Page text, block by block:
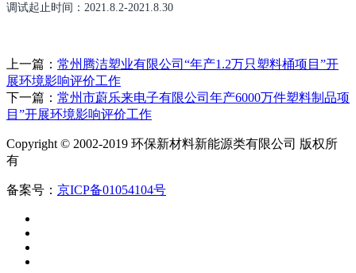
调试起止时间： 2021.8.2-2021.8.30
上一篇： 常州腾洁塑业有限公司“年产1.2万只塑料桶项目”开
展环境影响评价工作
下一篇： 常州市蔚乐来电子有限公司年产6000万件塑料制品项
目”开展环境影响评价工作
Copyright © 2002-2019 环保新材料新能源类有限公司 版权所
有
备案号： 京ICP备01054104号